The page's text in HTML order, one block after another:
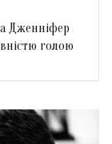
Дженніфер
голою